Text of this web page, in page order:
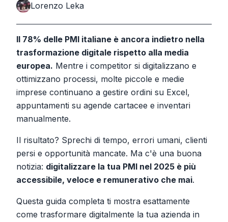
Lorenzo Leka
Il 78% delle PMI italiane è ancora indietro nella
trasformazione digitale rispetto alla media
europea. Mentre i competitor si digitalizzano e
ottimizzano processi, molte piccole e medie
imprese continuano a gestire ordini su Excel,
appuntamenti su agende cartacee e inventari
manualmente.
Il risultato? Sprechi di tempo, errori umani, clienti
persi e opportunità mancate. Ma c'è una buona
notizia: digitalizzare la tua PMI nel 2025 è più
accessibile, veloce e remunerativo che mai.
Questa guida completa ti mostra esattamente
come trasformare digitalmente la tua azienda in